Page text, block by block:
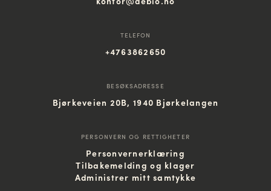
TELEFON
+4763862650
BESØKSADRESSE
Bjørkeveien 20B, 1940 Bjørkelangen
PERSONVERN OG RETTIGHETER
Personvernerklæring
Tilbakemelding og klager
Administrer mitt samtykke